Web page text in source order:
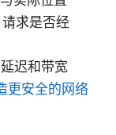
求是否经
迟和带宽
更安全的网络